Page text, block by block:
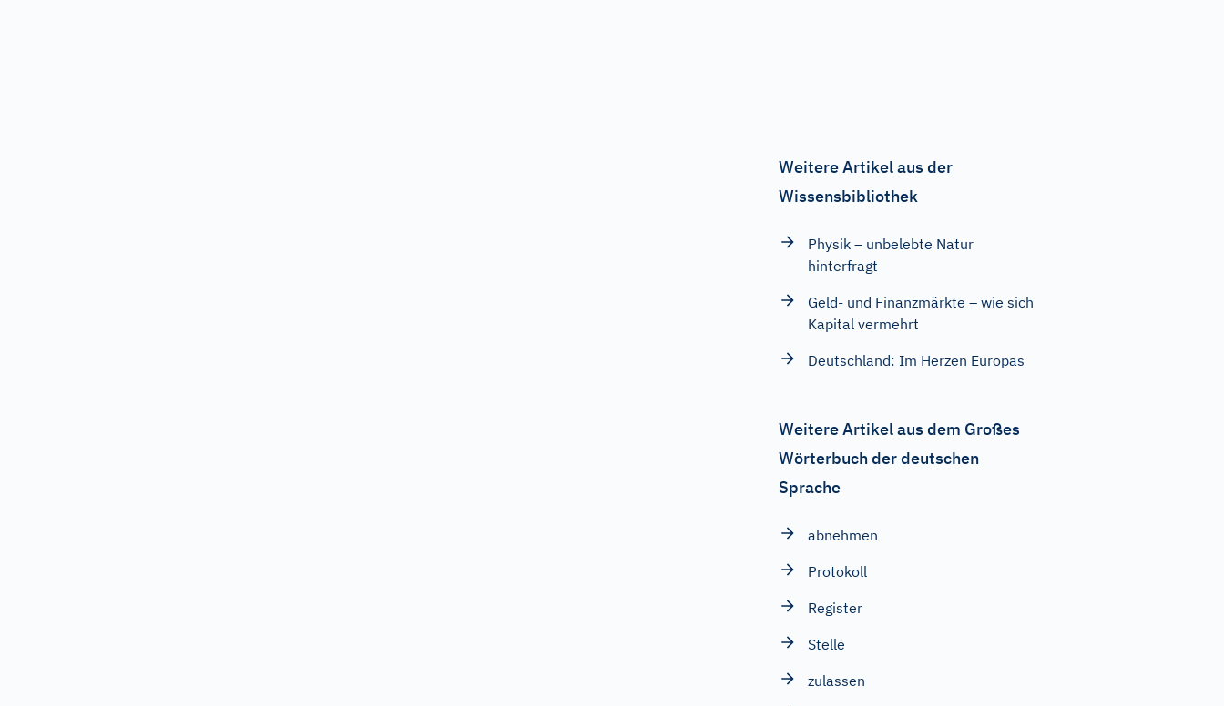
Weitere Artikel aus der
Wissensbibliothek
Physik – unbelebte Natur
hinterfragt
Geld- und Finanzmärkte – wie sich
Kapital vermehrt
Deutschland: Im Herzen Europas
Weitere Artikel aus dem Großes
Wörterbuch der deutschen
Sprache
abnehmen
Protokoll
Register
Stelle
zulassen